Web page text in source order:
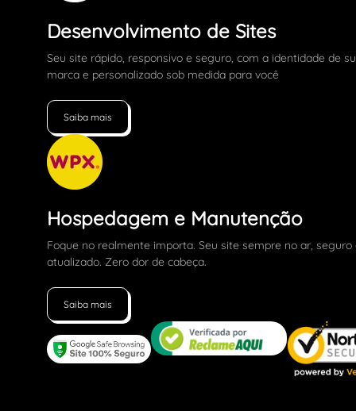
Desenvolvimento de Sites
Seu site rápido, responsivo e seguro, com a identidade de
marca e personalizado sob medida para você
Saiba mais
Hospedagem e Manutenção
Foque no realmente importa. Seu site sempre no ar, seguro
atualizado. Zero dor de cabeça.
Saiba mais